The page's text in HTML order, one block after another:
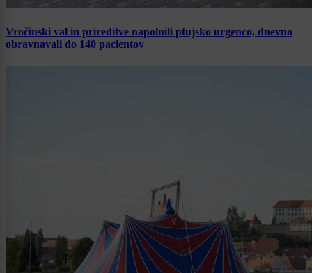
Vročinski val in prireditve napolnili ptujsko urgenco, dnevno
obravnavali do 140 pacientov